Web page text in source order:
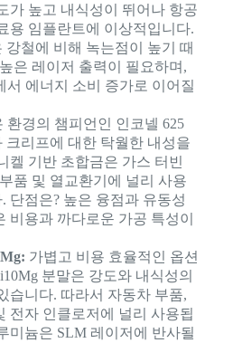
가 높고 내식성이 뛰어나 항공
용 임플란트에 이상적입니다.
강철에 비해 녹는점이 높기 때
은 레이저 출력이 필요하며,
서 에너지 소비 증가로 이어질
환경의 챔피언인 인코넬 625
크리프에 대한 탁월한 내성을
켈 기반 초합금은 가스 터빈
품 및 열교환기에 널리 사용
단점은? 높은 융점과 유동성
비용과 까다로운 가공 특성이
가볍고 비용 효율적인 옵션
분말은 강도와 내식성의
습니다. 따라서 자동차 부품,
전자 인클로저에 널리 사용됩
미늄은 SLM 레이저에 반사될